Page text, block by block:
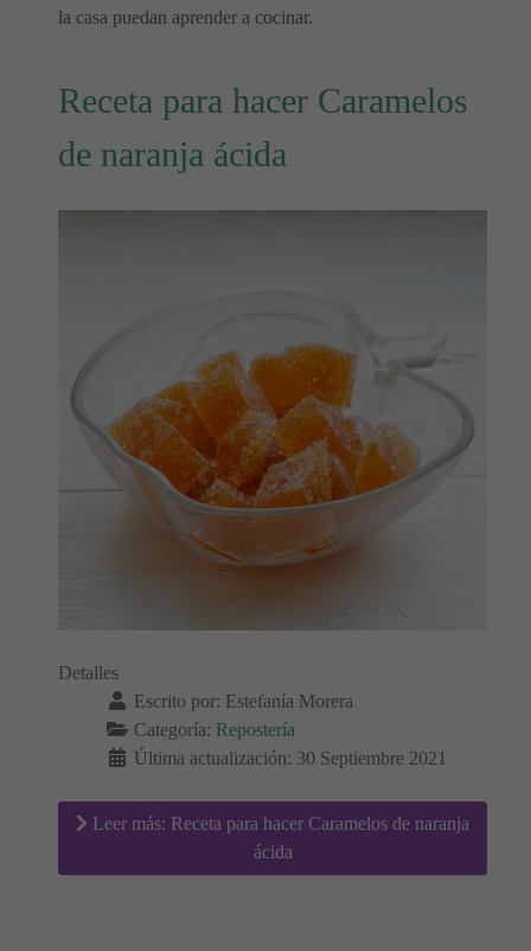
la casa puedan aprender a cocinar.
Receta para hacer Caramelos
de naranja ácida
Detalles
Escrito por: Estefanía Morera
Categoría: Repostería
Última actualización: 30 Septiembre 2021
Leer más: Receta para hacer Caramelos de naranja
ácida